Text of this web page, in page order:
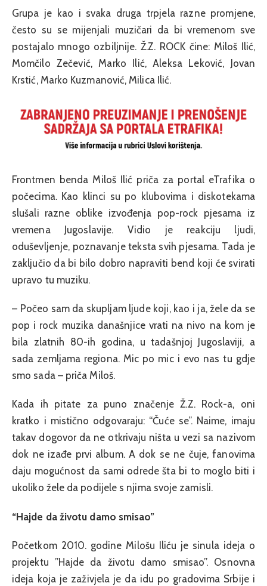
Grupa je kao i svaka druga trpjela razne promjene,
često su se mijenjali muzičari da bi vremenom sve
postajalo mnogo ozbiljnije. Ž.Z. ROCK čine: Miloš Ilić,
Momčilo Zečević, Marko Ilić, Aleksa Leković, Jovan
Krstić, Marko Kuzmanović, Milica Ilić.
Frontmen benda Miloš Ilić priča za portal eTrafika o
počecima. Kao klinci su po klubovima i diskotekama
slušali razne oblike izvođenja pop-rock pjesama iz
vremena Jugoslavije. Vidio je reakciju ljudi,
oduševljenje, poznavanje teksta svih pjesama. Tada je
zaključio da bi bilo dobro napraviti bend koji će svirati
upravo tu muziku.
– Počeo sam da skupljam ljude koji, kao i ja, žele da se
pop i rock muzika današnjice vrati na nivo na kom je
bila zlatnih 80-ih godina, u tadašnjoj Jugoslaviji, a
sada zemljama regiona. Mic po mic i evo nas tu gdje
smo sada – priča Miloš.
Kada ih pitate za puno značenje Ž.Z. Rock-a, oni
kratko i mistično odgovaraju: “Čuće se”. Naime, imaju
takav dogovor da ne otkrivaju ništa u vezi sa nazivom
dok ne izađe prvi album. A dok se ne čuje, fanovima
daju mogućnost da sami odrede šta bi to moglo biti i
ukoliko žele da podijele s njima svoje zamisli.
“Hajde da životu damo smisao”
Početkom 2010. godine Milošu Iliću je sinula ideja o
projektu ”Hajde da životu damo smisao”. Osnovna
ideja koja je zaživjela je da idu po gradovima Srbije i